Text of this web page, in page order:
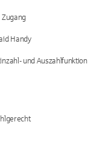
Zugang
Handy
und Auszahlfunktion